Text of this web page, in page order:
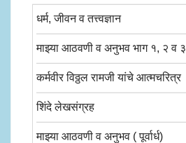
धर्म, जीवन व तत्त्वज्ञान
माझ्या आठवणी व अनुभव भाग १, २ व ३
कर्मवीर विठ्ठल रामजी यांचे आत्मचरित्र
शिंदे लेखसंग्रह
माझ्या आठवणी व अनुभव ( पूर्वार्ध)